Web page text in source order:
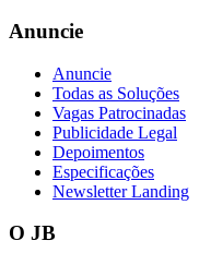
Vasco
Anuncie
Anuncie
Todas as Soluções
Vagas Patrocinadas
Publicidade Legal
Depoimentos
Especificações
Newsletter Landing
O JB